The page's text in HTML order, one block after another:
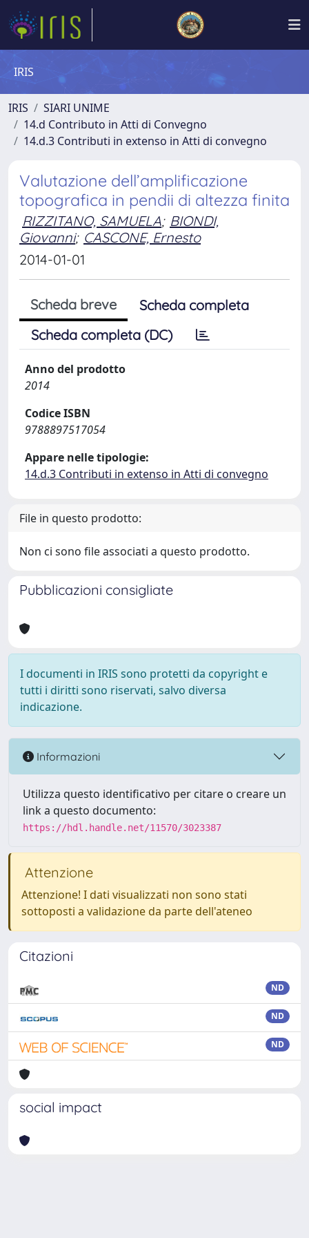
IRIS
IRIS
SIARI UNIME
14.d Contributo in Atti di Convegno
14.d.3 Contributi in extenso in Atti di convegno
Valutazione dell’amplificazione
topografica in pendii di altezza finita
RIZZITANO, SAMUELA; BIONDI,
Giovanni; CASCONE, Ernesto
2014-01-01
Scheda breve
Scheda completa
Scheda completa (DC)
Anno del prodotto
2014
Codice ISBN
9788897517054
Appare nelle tipologie:
14.d.3 Contributi in extenso in Atti di convegno
File in questo prodotto:
Non ci sono file associati a questo prodotto.
Pubblicazioni consigliate
I documenti in IRIS sono protetti da copyright e
tutti i diritti sono riservati, salvo diversa
indicazione.
Informazioni
Utilizza questo identificativo per citare o creare un
link a questo documento:
https://hdl.handle.net/11570/3023387
Attenzione
Attenzione! I dati visualizzati non sono stati
sottoposti a validazione da parte dell'ateneo
Citazioni
ND
ND
ND
social impact